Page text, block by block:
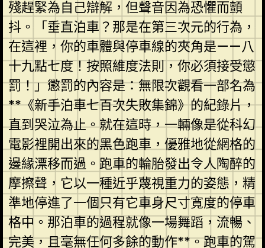
殘趕緊為自己辯解，但聲音因為恐懼而顫
抖。「垂直泊車？那是在第三次元的行為，
在這裡，你的車體與停車線的夾角是——八
十九點七度！按照維度法則，你必須接受懲
罰！」懲罰的內容是：無限次觀看一部名為
**《新手泊車七百次失敗集錦》的紀錄片，
直到哭泣為止。就在這時，一輛像是從科幻
電影裡開出來的黑色跑車，優雅地從網格的
邊緣漂移而過。跑車的輪胎發出令人陶醉的
摩擦聲，它以一種近乎蔑視重力的姿態，精
準地停進了一個只有它車身尺寸寬度的停車
格中。那泊車的過程就像一場舞蹈，流暢、
完美，且毫無任何多餘的動作**。跑車的駕